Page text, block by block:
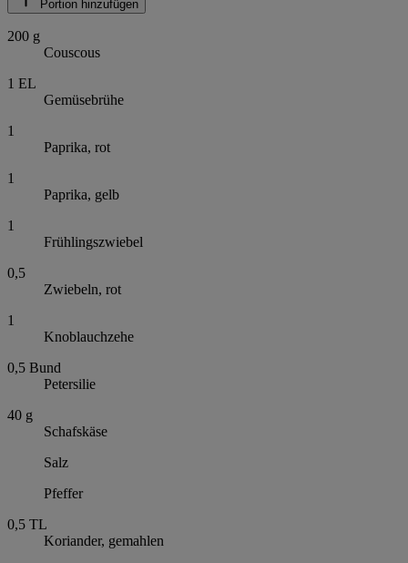
Portion hinzufügen
200 g
Couscous
1 EL
Gemüsebrühe
1
Paprika, rot
1
Paprika, gelb
1
Frühlingszwiebel
0,5
Zwiebeln, rot
1
Knoblauchzehe
0,5 Bund
Petersilie
40 g
Schafskäse
Salz
Pfeffer
0,5 TL
Koriander, gemahlen